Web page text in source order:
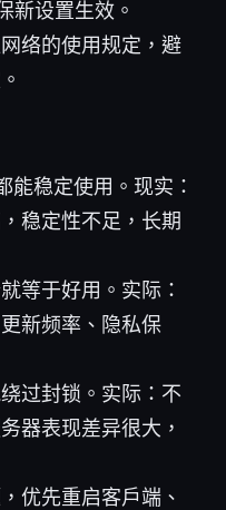
新设置生效。
络的使用规定，避
能稳定使用。现实：
稳定性不足，长期
等于好用。实际：
新频率、隐私保
过封锁。实际：不
器表现差异很大，
优先重启客户端、